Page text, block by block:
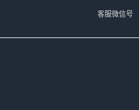
客服微信号